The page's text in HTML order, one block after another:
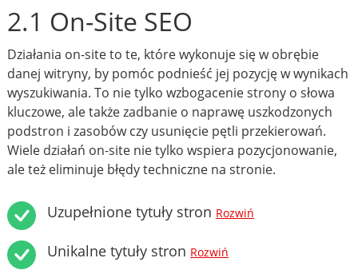
2.1 On-Site SEO
Działania on-site to te, które wykonuje się w obrębie
danej witryny, by pomóc podnieść jej pozycję w wynikach
wyszukiwania. To nie tylko wzbogacenie strony o słowa
kluczowe, ale także zadbanie o naprawę uszkodzonych
podstron i zasobów czy usunięcie pętli przekierowań.
Wiele działań on-site nie tylko wspiera pozycjonowanie,
ale też eliminuje błędy techniczne na stronie.
Uzupełnione tytuły stron Rozwiń
Unikalne tytuły stron Rozwiń